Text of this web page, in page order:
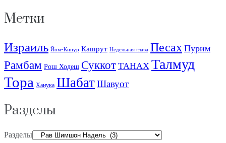
Метки
Израиль Йом-Кипур Кашрут Недельная глава Песах Пурим
Рамбам Рош Ходеш СуккотТАНАХТалмуд
Тора Ханука ШабатШавуот
Разделы
Разделы